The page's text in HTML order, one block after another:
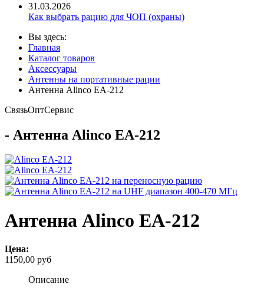
31.03.2026
Как выбрать рацию для ЧОП (охраны)
Вы здесь:
Главная
Каталог товаров
Аксессуары
Антенны на портативные рации
Антенна Alinco EA-212
СвязьОптСервис
- Антенна Alinco EA-212
Антенна Alinco EA-212
Цена:
1150,00 руб
Описание